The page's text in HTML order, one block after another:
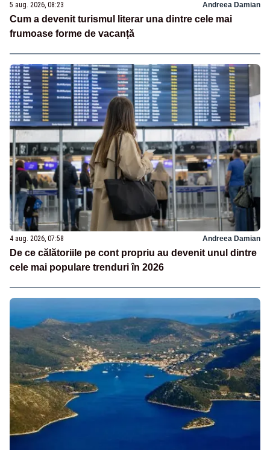
5 aug. 2026, 08:23 Andreea Damian
Cum a devenit turismul literar una dintre cele mai
frumoase forme de vacanță
4 aug. 2026, 07:58 Andreea Damian
De ce călătoriile pe cont propriu au devenit unul dintre
cele mai populare trenduri în 2026